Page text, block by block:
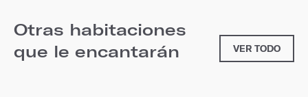
Otras habitaciones
que le encantarán
VER TODO